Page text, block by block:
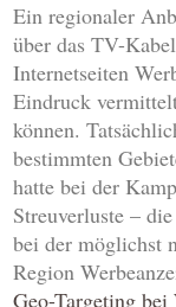
Ein regionaler
über das TV-
Internetseiten
Eindruck
können.
bestimmten
hatte bei der
Streuverluste –
bei der möglichst
Region
Geo-Targeting